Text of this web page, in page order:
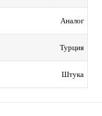
Аналог
Турция
Штука